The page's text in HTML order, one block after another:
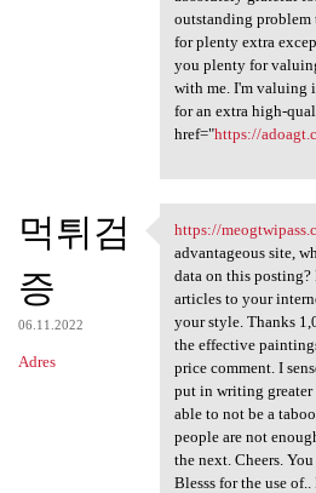
outstanding problem
for plenty extra
you plenty for
with me. I'm valuing
for an extra high-
href="https://
먹튀검
증
06.11.2022
Adres
https://
https://
advantageous site,
data on this posting?
articles to your
your style. Thanks
the effective
price comment. I
put in writing
able to not be a
people are not
the next. Cheers.
Blesss for the use